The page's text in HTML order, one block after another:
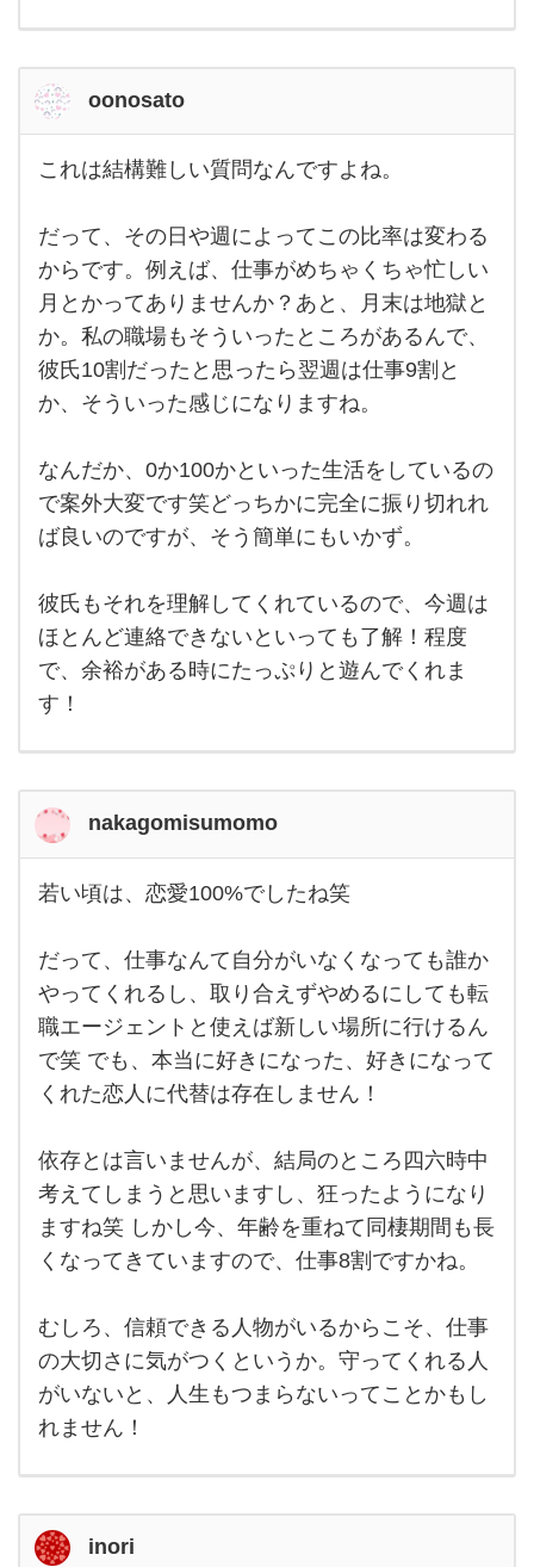
うと
の
で、
oonosato
これ
しい
質問
なん
です
よ
ね。
だっ
て、
その
日や
てこ
これは結構難しい質問なんですよね。
だって、その日や週によってこの比率は変わる
からです。例えば、仕事がめちゃくちゃ忙しい
月とかってありませんか？あと、月末は地獄と
か。私の職場もそういったところがあるんで、
彼氏10割だったと思ったら翌週は仕事9割と
か、そういった感じになりますね。
なんだか、0か100かといった生活をしているの
で案外大変です笑どっちかに完全に振り切れれ
ば良いのですが、そう簡単にもいかず。
彼氏もそれを理解してくれているので、今週は
ほとんど連絡できないといっても了解！程度
で、余裕がある時にたっぷりと遊んでくれま
す！
nakagomisumomo
若い
恋愛
100%
でし
たね
笑 だ
っ
て、
仕事
分が
いな
若い頃は、恋愛100%でしたね笑
だって、仕事なんて自分がいなくなっても誰か
やってくれるし、取り合えずやめるにしても転
職エージェントと使えば新しい場所に行けるん
で笑 でも、本当に好きになった、好きになって
くれた恋人に代替は存在しません！
依存とは言いませんが、結局のところ四六時中
考えてしまうと思いますし、狂ったようになり
ますね笑 しかし今、年齢を重ねて同棲期間も長
くなってきていますので、仕事8割ですかね。
むしろ、信頼できる人物がいるからこそ、仕事
の大切さに気がつくというか。守ってくれる人
がいないと、人生もつまらないってことかもし
れません！
inori